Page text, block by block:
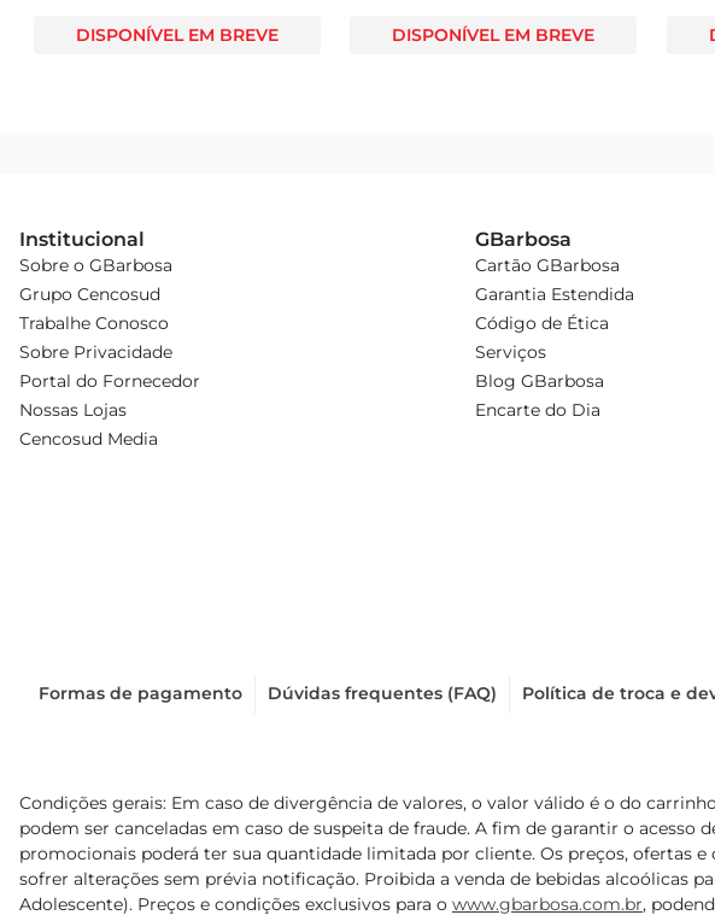
DISPONÍVEL EM BREVE DISPONÍVEL EM BREVE
Institucional
Sobre o GBarbosa
Grupo Cencosud
Trabalhe Conosco
Sobre Privacidade
Portal do Fornecedor
Nossas Lojas
Cencosud Media
GBarbosa
Cartão GBarbosa
Garantia Estendida
Código de Ética
Serviços
Blog GBarbosa
Encarte do Dia
Formas de pagamento Dúvidas frequentes (FAQ) Política de troca e
Condições gerais: Em caso de divergência de valores, o valor válido é o do
podem ser canceladas em caso de suspeita de fraude. A fim de garantir o
promocionais poderá ter sua quantidade limitada por cliente. Os preços, ofertas
sofrer alterações sem prévia notificação. Proibida a venda de bebidas alcoólicas
Adolescente). Preços e condições exclusivos para o www.gbarbosa.com.br,